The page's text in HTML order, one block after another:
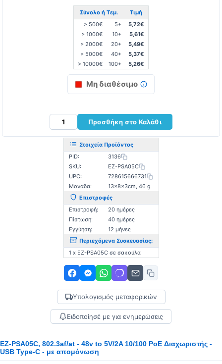
Σύνολο ή Τεμ.
Τιμή
> 500€
5+
5,72€
> 1000€
10+
5,61€
> 2000€
20+
5,49€
> 5000€
40+
5,37€
> 10000€
100+ 5,26€
Μη διαθέσιμο
Προσθήκη στο Καλάθι
Στοιχεία Προϊόντος
PID:
3136
SKU:
EZ-PSA05C
UPC:
728615666731
Μονάδα:
13×8×3cm, 46 g
Επιστροφές
Επιστροφή:
20 ημέρες
Πίστωση:
40 ημέρες
Εγγύηση:
12 μήνες
Περιεχόμενα Συσκευασίας:
1 x EZ-PSA05C σε σακούλα
Υπολογισμός μεταφορικών
Ειδοποίησέ με για ενημερώσεις
EZ-PSA05C, 802.3af/at - 48v to 5V/2A 10/100 PoE Διαχωριστής -
USB Type-C - με απομόνωση